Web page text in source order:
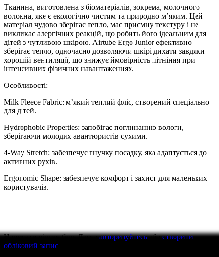
Тканина, виготовлена з біоматеріалів, зокрема, молочного
волокна, яке є екологічно чистим та природно м’яким. Цей
матеріал чудово зберігає тепло, має приємну текстуру і не
викликає алергічних реакцій, що робить його ідеальним для
дітей з чутливою шкірою. Airtube Ergo Junior ефективно
зберігає тепло, одночасно дозволяючи шкірі дихати завдяки
хорошій вентиляції, що знижує ймовірність пітніння при
інтенсивних фізичних навантаженнях.
Особливості:
Milk Fleece Fabric: м’який теплий фліс, створений спеціально
для дітей.
Hydrophobic Properties: запобігає поглинанню вологи,
зберігаючи молодих авантюристів сухими.
4-Way Stretch: забезпечує гнучку посадку, яка адаптується до
активних рухів.
Ergonomic Shape: забезпечує комфорт і захист для маленьких
користувачів.
Написати відгукбудь Ласкаавторизуйтесьабостворити
обліковий запис